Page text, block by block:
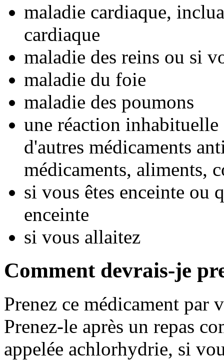
maladie cardiaque,
cardiaque
maladie des reins ou si
maladie du foie
maladie des poumons
une réaction
d'autres médicaments
médicaments, aliments,
si vous êtes enceinte ou
enceinte
si vous allaitez
Comment devrais-je
Prenez ce médicament par
Prenez-le après un repas
appelée achlorhydrie, si